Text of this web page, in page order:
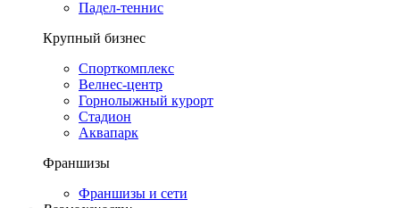
Падел-теннис
Крупный бизнес
Спорткомплекс
Велнес-центр
Горнолыжный курорт
Стадион
Аквапарк
Франшизы
Франшизы и сети